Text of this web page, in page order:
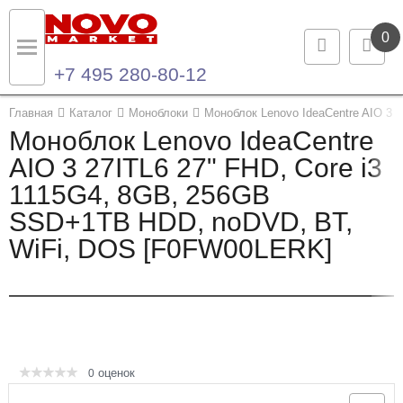
0
+7 495 280-80-12
Главная Каталог Моноблоки Моноблок Lenovo IdeaCentre AIO 3
Моноблок Lenovo IdeaCentre
AIO 3 27ITL6 27" FHD, Core i3
1115G4, 8GB, 256GB
SSD+1TB HDD, noDVD, BT,
WiFi, DOS [F0FW00LERK]
0 оценок
Назад
Каталог продукции
Ноутбуки и ультрабуки
Компьютеры
Назад
Контакты
Контактная информация